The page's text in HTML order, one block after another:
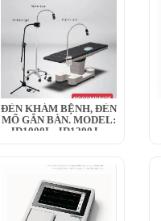
ĐÈN KHÁM BỆNH, ĐÈN
MỔ GẮN BÀN. MODEL:
JD1000L, JD1200J,...